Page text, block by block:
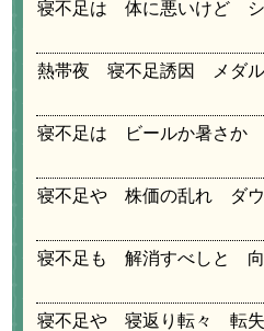
寝不足は 体に悪いけど シ
熱帯夜 寝不足誘因 メダ
寝不足は ビールか暑さか
寝不足や 株価の乱れ ダウ
寝不足も 解消すべしと 向
寝不足や 寝返り転々 転